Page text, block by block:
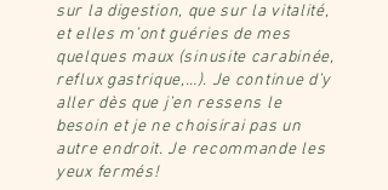
sur la digestion, que sur la vitalité,
et elles m’ont guéries de mes
quelques maux (sinusite carabinée,
reflux gastrique,…). Je continue d’y
aller dès que j’en ressens le
besoin et je ne choisirai pas un
autre endroit. Je recommande les
yeux fermés!